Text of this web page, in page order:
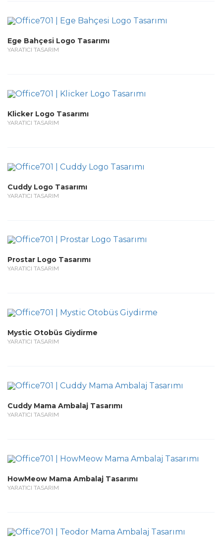
Ege Bahçesi Logo Tasarımı
YARATICI TASARIM
Klicker Logo Tasarımı
YARATICI TASARIM
Cuddy Logo Tasarımı
YARATICI TASARIM
Prostar Logo Tasarımı
YARATICI TASARIM
Mystic Otobüs Giydirme
YARATICI TASARIM
Cuddy Mama Ambalaj Tasarımı
YARATICI TASARIM
HowMeow Mama Ambalaj Tasarımı
YARATICI TASARIM